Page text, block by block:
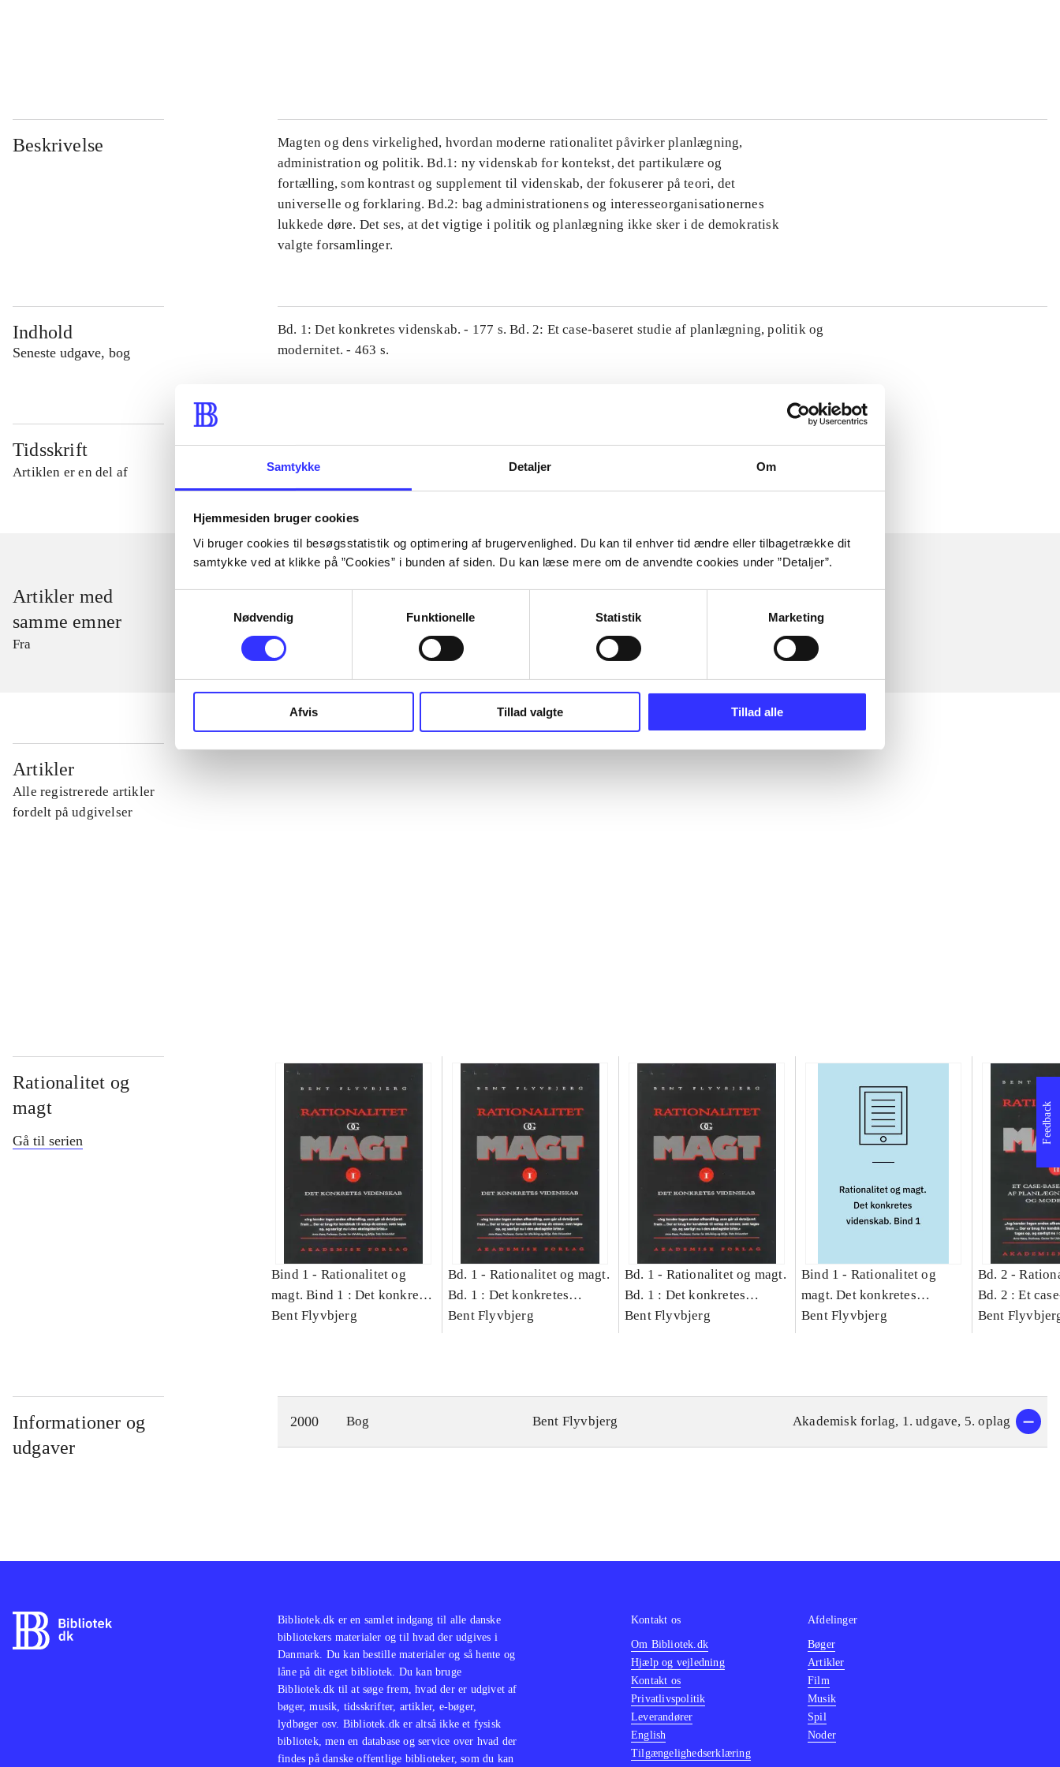
Samtykke Detaljer Om
Hjemmesiden bruger cookies
Vi bruger cookies til besøgsstatistik og optimering af brugervenlighed. Du kan til enhver tid ændre eller tilbagetrække dit
samtykke ved at klikke på ”Cookies” i bunden af siden. Du kan læse mere om de anvendte cookies under ”Detaljer”.
Nødvendig
Funktionelle Statistik Marketing
Afvis Tillad valgte Tillad alle
Beskrivelse
Magten og dens virkelighed, hvordan moderne rationalitet påvirker planlægning,
administration og politik. Bd.1: ny videnskab for kontekst, det partikulære og
fortælling, som kontrast og supplement til videnskab, der fokuserer på teori, det
universelle og forklaring. Bd.2: bag administrationens og interesseorganisationernes
lukkede døre. Det ses, at det vigtige i politik og planlægning ikke sker i de demokratisk
valgte forsamlinger.
Indhold
Seneste udgave, bog
Bd. 1: Det konkretes videnskab. - 177 s. Bd. 2: Et case-baseret studie af planlægning, politik og
modernitet. - 463 s.
Tidsskrift
Artiklen er en del af
Artikler med
samme emner
Fra
Artikler
Alle registrerede artikler
fordelt på udgivelser
Rationalitet og
magt
Gå til serien
Bind 1 - Rationalitet og
magt. Bind 1 : Det konkretes
videnskab
Bent Flyvbjerg
Bd. 1 - Rationalitet og magt.
Bd. 1 : Det konkretes
videnskab
Bent Flyvbjerg
Bd. 1 - Rationalitet og magt.
Bd. 1 : Det konkretes
videnskab
Bent Flyvbjerg
Bind 1 - Rationalitet og
magt. Det konkretes
videnskab. Bind 1
Bent Flyvbjerg
Bd. 2 -
Bd. 2 : Et
studie af
Bent
Informationer og
udgaver
2000 Bog Bent Flyvbjerg Akademisk forlag, 1. udgave, 5. oplag
Feedback
Bibliotek.dk er en samlet indgang til alle danske
bibliotekers materialer og til hvad der udgives i
Danmark. Du kan bestille materialer og så hente og
låne på dit eget bibliotek. Du kan bruge
Bibliotek.dk til at søge frem, hvad der er udgivet af
bøger, musik, tidsskrifter, artikler, e-bøger,
lydbøger osv. Bibliotek.dk er altså ikke et fysisk
bibliotek, men en database og service over hvad der
findes på danske offentlige biblioteker, som du kan
Kontakt os
Om Bibliotek.dk
Hjælp og vejledning
Kontakt os
Privatlivspolitik
Leverandører
English
Tilgængelighedserklæring
Afdelinger
Bøger
Artikler
Film
Musik
Spil
Noder